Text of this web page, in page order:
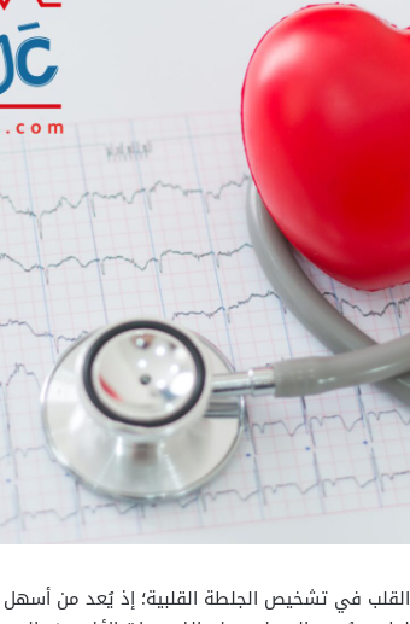
في تشخيص الجلطة القلبية؛ إذ يُعد من